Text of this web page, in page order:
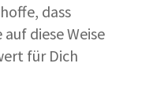
dass
diese Weise
für Dich